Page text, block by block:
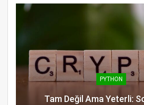
PYTHON
Tam Değil Ama Yeterli: